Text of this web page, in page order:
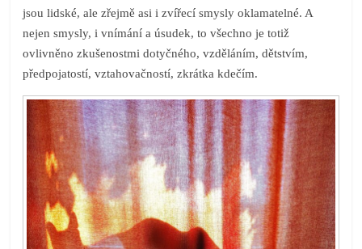
jsou lidské, ale zřejmě asi i zvířecí smysly oklamatelné. A
nejen smysly, i vnímání a úsudek, to všechno je totiž
ovlivněno zkušenostmi dotyčného, vzděláním, dětstvím,
předpojatostí, vztahovačností, zkrátka kdečím.